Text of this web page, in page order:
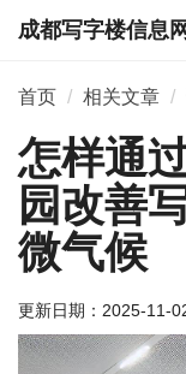
成都写字楼信息网
首页 相关文章
怎样通
园改善
微气候
更新日期： 2025-11-